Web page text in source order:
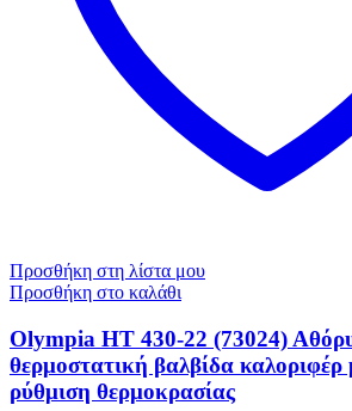
Προσθήκη στη λίστα μου
Προσθήκη στο καλάθι
Olympia ΗΤ 430-22 (73024)
θερμοστατική βαλβίδα καλοριφέρ
ρύθμιση θερμοκρασίας